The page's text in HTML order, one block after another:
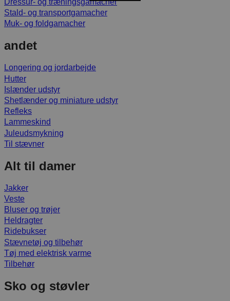
Dressur- og træningsgamacher
Stald- og transportgamacher
Muk- og foldgamacher
andet
Longering og jordarbejde
Hutter
Islænder udstyr
Shetlænder og miniature udstyr
Refleks
Lammeskind
Juleudsmykning
Til stævner
Alt til damer
Jakker
Veste
Bluser og trøjer
Heldragter
Ridebukser
Stævnetøj og tilbehør
Tøj med elektrisk varme
Tilbehør
Sko og støvler